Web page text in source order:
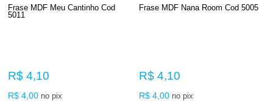
Frase MDF Meu Cantinho Cod
5011
R$ 4,10
R$ 4,00 no pix
Frase MDF Nana Room Cod 5005
R$ 4,10
R$ 4,00 no pix